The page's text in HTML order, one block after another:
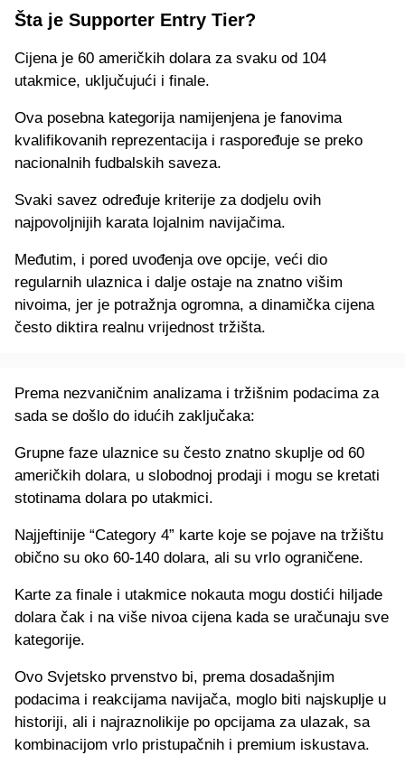
Šta je Supporter Entry Tier?
Cijena je 60 američkih dolara za svaku od 104
utakmice, uključujući i finale.
Ova posebna kategorija namijenjena je fanovima
kvalifikovanih reprezentacija i raspoređuje se preko
nacionalnih fudbalskih saveza.
Svaki savez određuje kriterije za dodjelu ovih
najpovoljnijih karata lojalnim navijačima.
Međutim, i pored uvođenja ove opcije, veći dio
regularnih ulaznica i dalje ostaje na znatno višim
nivoima, jer je potražnja ogromna, a dinamička cijena
često diktira realnu vrijednost tržišta.
Prema nezvaničnim analizama i tržišnim podacima za
sada se došlo do idućih zaključaka:
Grupne faze ulaznice su često znatno skuplje od 60
američkih dolara, u slobodnoj prodaji i mogu se kretati
stotinama dolara po utakmici.
Najjeftinije “Category 4” karte koje se pojave na tržištu
obično su oko 60-140 dolara, ali su vrlo ograničene.
Karte za finale i utakmice nokauta mogu dostići hiljade
dolara čak i na više nivoa cijena kada se uračunaju sve
kategorije.
Ovo Svjetsko prvenstvo bi, prema dosadašnjim
podacima i reakcijama navijača, moglo biti najskuplje u
historiji, ali i najraznolikije po opcijama za ulazak, sa
kombinacijom vrlo pristupačnih i premium iskustava.